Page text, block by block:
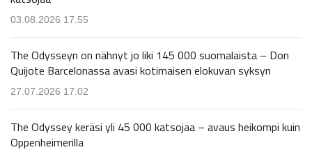
03.08.2026 17.55
The Odysseyn on nähnyt jo liki 145 000 suomalaista – Don
Quijote Barcelonassa avasi kotimaisen elokuvan syksyn
27.07.2026 17.02
The Odyssey keräsi yli 45 000 katsojaa – avaus heikompi kuin
Oppenheimerilla